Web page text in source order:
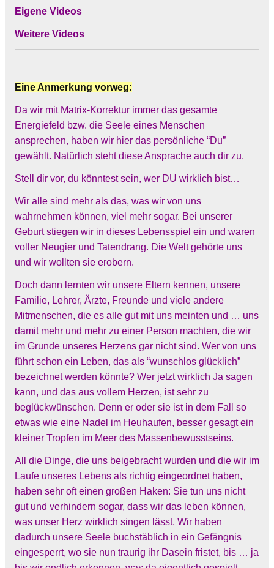
Eigene Videos
Weitere Videos
Eine Anmerkung vorweg:
Da wir mit Matrix-Korrektur immer das gesamte
Energiefeld bzw. die Seele eines Menschen
ansprechen, haben wir hier das persönliche “Du”
gewählt. Natürlich steht diese Ansprache auch dir zu.
Stell dir vor, du könntest sein, wer DU wirklich bist…
Wir alle sind mehr als das, was wir von uns
wahrnehmen können, viel mehr sogar. Bei unserer
Geburt stiegen wir in dieses Lebensspiel ein und waren
voller Neugier und Tatendrang. Die Welt gehörte uns
und wir wollten sie erobern.
Doch dann lernten wir unsere Eltern kennen, unsere
Familie, Lehrer, Ärzte, Freunde und viele andere
Mitmenschen, die es alle gut mit uns meinten und … uns
damit mehr und mehr zu einer Person machten, die wir
im Grunde unseres Herzens gar nicht sind. Wer von uns
führt schon ein Leben, das als “wunschlos glücklich”
bezeichnet werden könnte? Wer jetzt wirklich Ja sagen
kann, und das aus vollem Herzen, ist sehr zu
beglückwünschen. Denn er oder sie ist in dem Fall so
etwas wie eine Nadel im Heuhaufen, besser gesagt ein
kleiner Tropfen im Meer des Massenbewusstseins.
All die Dinge, die uns beigebracht wurden und die wir im
Laufe unseres Lebens als richtig eingeordnet haben,
haben sehr oft einen großen Haken: Sie tun uns nicht
gut und verhindern sogar, dass wir das leben können,
was unser Herz wirklich singen lässt. Wir haben
dadurch unsere Seele buchstäblich in ein Gefängnis
eingesperrt, wo sie nun traurig ihr Dasein fristet, bis … ja